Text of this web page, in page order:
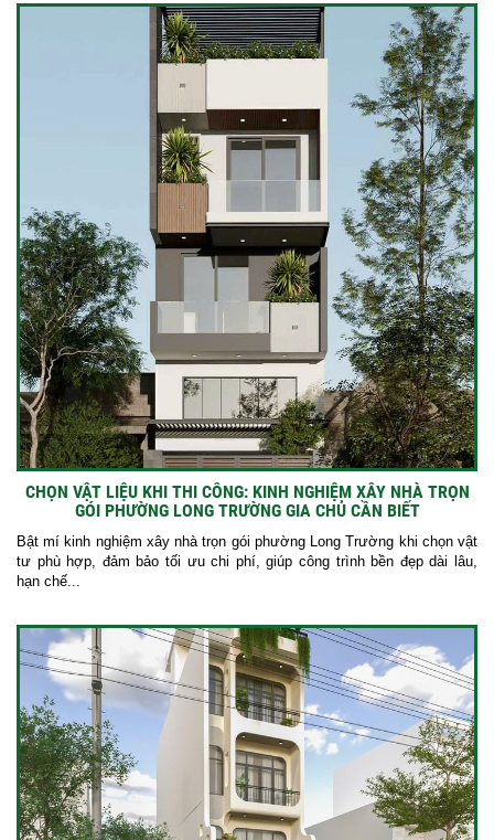
CHỌN VẬT LIỆU KHI THI CÔNG: KINH NGHIỆM XÂY NHÀ TRỌN
GÓI PHƯỜNG LONG TRƯỜNG GIA CHỦ CẦN BIẾT
Bật mí kinh nghiệm xây nhà trọn gói phường Long Trường khi chọn vật
tư phù hợp, đảm bảo tối ưu chi phí, giúp công trình bền đẹp dài lâu,
hạn chế...